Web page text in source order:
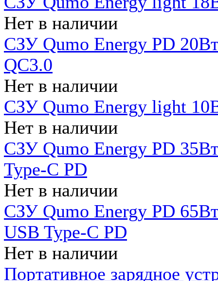
Нет в наличии
СЗУ Qumo Energy PD
QC3.0
Нет в наличии
СЗУ Qumo Energy light
Нет в наличии
СЗУ Qumo Energy PD
Type-C PD
Нет в наличии
СЗУ Qumo Energy PD
USB Type-C PD
Нет в наличии
Портативное зарядное